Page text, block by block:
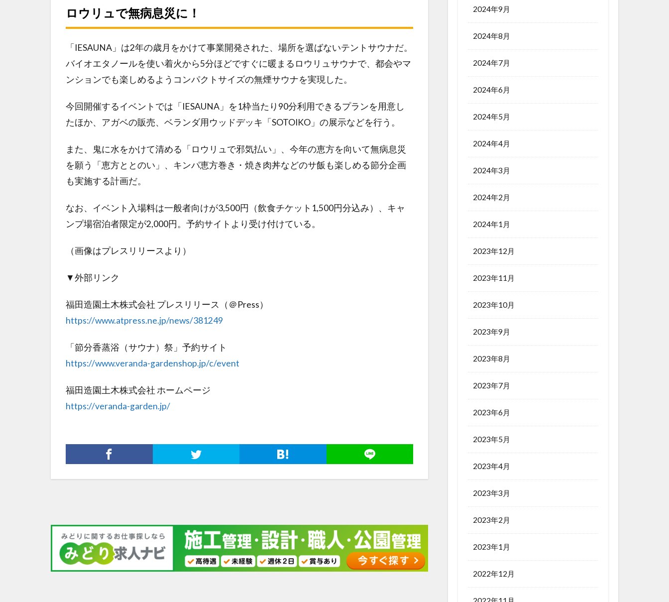
ロウリュで無病息災に！
「IESAUNA」は2年の歳月をかけて事業開発された、場所を選ばないテントサウナだ。
バイオエタノールを使い着火から5分ほどですぐに暖まるロウリュサウナで、都会やマ
ンションでも楽しめるようコンパクトサイズの無煙サウナを実現した。
今回開催するイベントでは「IESAUNA」を1枠当たり90分利用できるプランを用意し
たほか、アガベの販売、ベランダ用ウッドデッキ「SOTOIKO」の展示などを行う。
また、鬼に水をかけて清める「ロウリュで邪気払い」、今年の恵方を向いて無病息災
を願う「恵方ととのい」、キンパ恵方巻き・焼き肉丼などのサ飯も楽しめる節分企画
も実施する計画だ。
なお、イベント入場料は一般者向けが3,500円（飲食チケット1,500円分込み）、キャ
ンプ場宿泊者限定が2,000円。予約サイトより受け付けている。
（画像はプレスリリースより）
▼外部リンク
福田造園土木株式会社 プレスリリース（＠Press）
https://www.atpress.ne.jp/news/381249
「節分香蒸浴（サウナ）祭」予約サイト
https://www.veranda-gardenshop.jp/c/event
福田造園土木株式会社 ホームページ
https://veranda-garden.jp/
2024年9月
2024年8月
2024年7月
2024年6月
2024年5月
2024年4月
2024年3月
2024年2月
2024年1月
2023年12月
2023年11月
2023年10月
2023年9月
2023年8月
2023年7月
2023年6月
2023年5月
2023年4月
2023年3月
2023年2月
2023年1月
2022年12月